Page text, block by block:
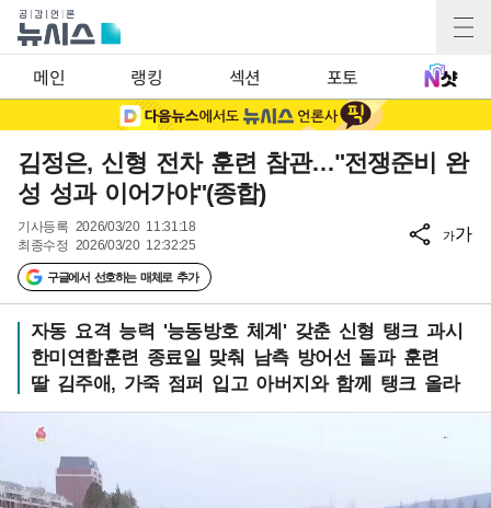
메인 랭킹 섹션 포토
김정은, 신형 전차 훈련 참관…"전쟁준비 완
성 성과 이어가야"(종합)
기사등록 2026/03/20 11:31:18
최종수정 2026/03/20 12:32:25
구글에서 선호하는 매체로 추가
가가
자동 요격 능력 '능동방호 체계' 갖춘 신형 탱크 과시
한미연합훈련 종료일 맞춰 남측 방어선 돌파 훈련
딸 김주애, 가죽 점퍼 입고 아버지와 함께 탱크 올라